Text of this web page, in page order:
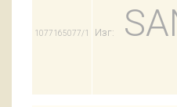
1077165077/1 Изг: